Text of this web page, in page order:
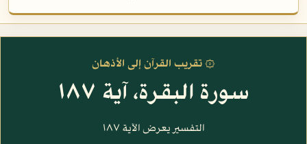
۞ تقريب القرآن إلى الأذهان
سورة البقرة، آية ١٨٧
التفسير يعرض الآية ١٨٧